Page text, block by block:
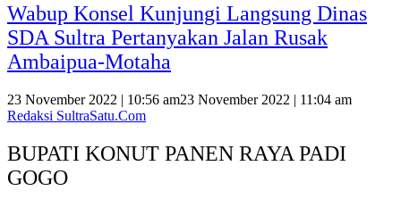
Wabup Konsel Kunjungi Langsung Dinas
SDA Sultra Pertanyakan Jalan Rusak
Ambaipua-Motaha
23 November 2022 | 10:56 am23 November 2022 | 11:04 am
Redaksi SultraSatu.Com
BUPATI KONUT PANEN RAYA PADI
GOGO